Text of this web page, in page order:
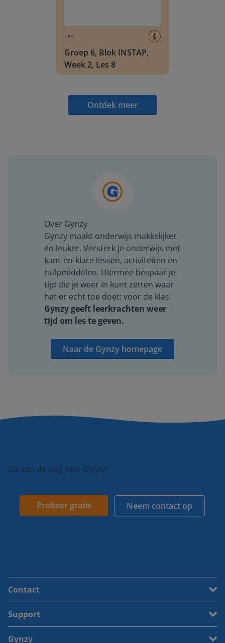
Les
Groep 6, Blok INSTAP,
Week 2, Les 8
Ontdek meer
Over Gynzy
Gynzy maakt onderwijs makkelijker
én leuker. Versterk je onderwijs met
kant-en-klare lessen, activiteiten en
hulpmiddelen. Hiermee bespaar je
tijd die je weer in kunt zetten waar
het er echt toe doet: voor de klas.
Gynzy geeft leerkrachten weer
tijd om les te geven.
Naar de Gynzy homepage
Ga aan de slag met Gynzy!
Probeer gratis Neem contact op
Contact
Support
Gynzy